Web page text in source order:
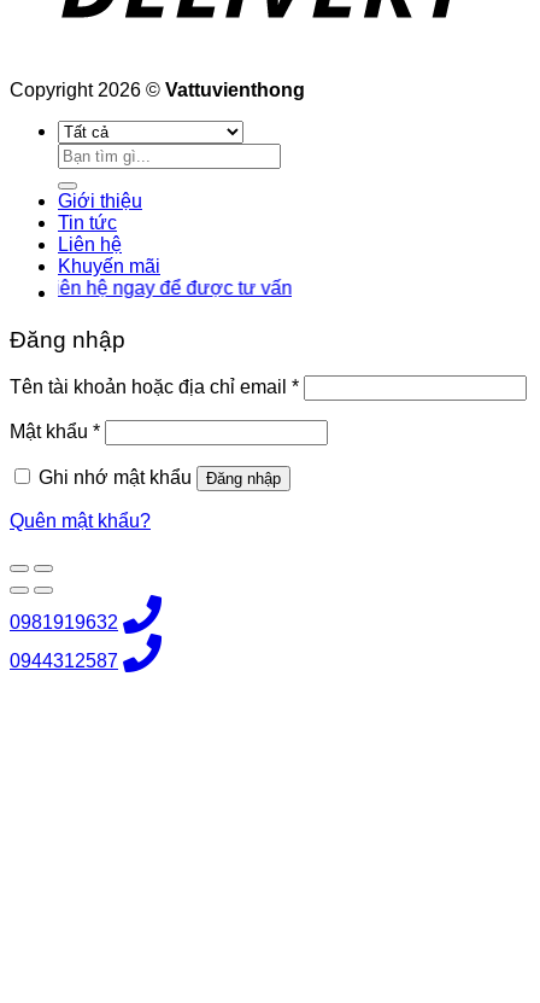
Copyright 2026 © Vattuvienthong
Tìm
kiếm:
Giới thiệu
Tin tức
Liên hệ
Khuyến mãi
hệ ngay để được tư vấn
Đăng nhập
Tên tài khoản hoặc địa chỉ email *Bắt
buộc
Mật khẩu *Bắt
buộc
Ghi nhớ mật khẩu
Đăng nhập
Quên mật khẩu?
0981919632
0944312587